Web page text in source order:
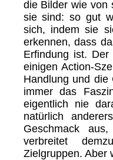
die Bilder wie von
sie sind: so gut
sich, indem sie
erkennen, dass
Erfindung ist.
einigen Action-
Handlung und
immer das
eigentlich nie
natürlich
Geschmack
verbreitet
Zielgruppen. Aber